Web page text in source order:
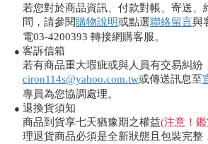
若您對於商品資訊、付款對帳、寄送、
問，請參閱購物說明或點選聯絡留言與
電03-4200393 轉接網購客服。
● 客訴信箱
若有商品重大瑕疵或與人員有交易糾紛
ciron114s@yahoo.com.tw或傳送訊息至
專員為您協調處理。
● 退換貨須知
商品到貨享七天猶豫期之權益(注意！
理退貨商品必須是全新狀態且包裝完整